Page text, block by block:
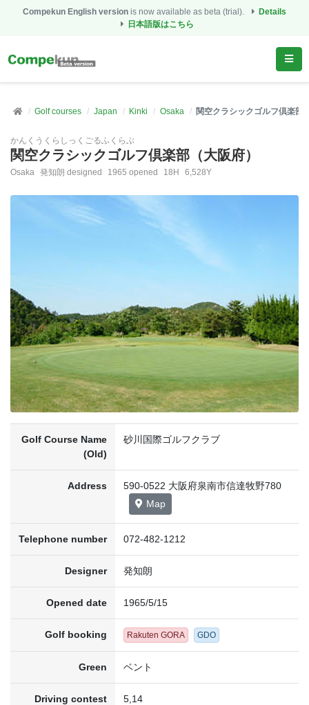
Compekun English version is now available as beta (trial).
Details
日本語版はこちら
Golf courses Japan Kinki Osaka 関空クラシックゴルフ倶楽部
かんくうくらしっくごるふくらぶ
関空クラシックゴルフ倶楽部（大阪府）
Osaka 発知朗 designed 1965 opened 18H 6,528Y
Golf Course Name
(Old)
砂川国際ゴルフクラブ
Address
590-0522 大阪府泉南市信達牧野780
Map
Telephone number 072-482-1212
Designer 発知朗
Opened date 1965/5/15
Golf booking Rakuten GORA GDO
Green ベント
Driving contest
5,14